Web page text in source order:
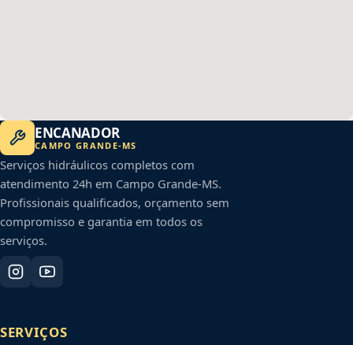
ENCANADOR
CAMPO GRANDE-MS
Serviços hidráulicos completos com
atendimento 24h em Campo Grande-MS.
Profissionais qualificados, orçamento sem
compromisso e garantia em todos os
serviços.
SERVIÇOS